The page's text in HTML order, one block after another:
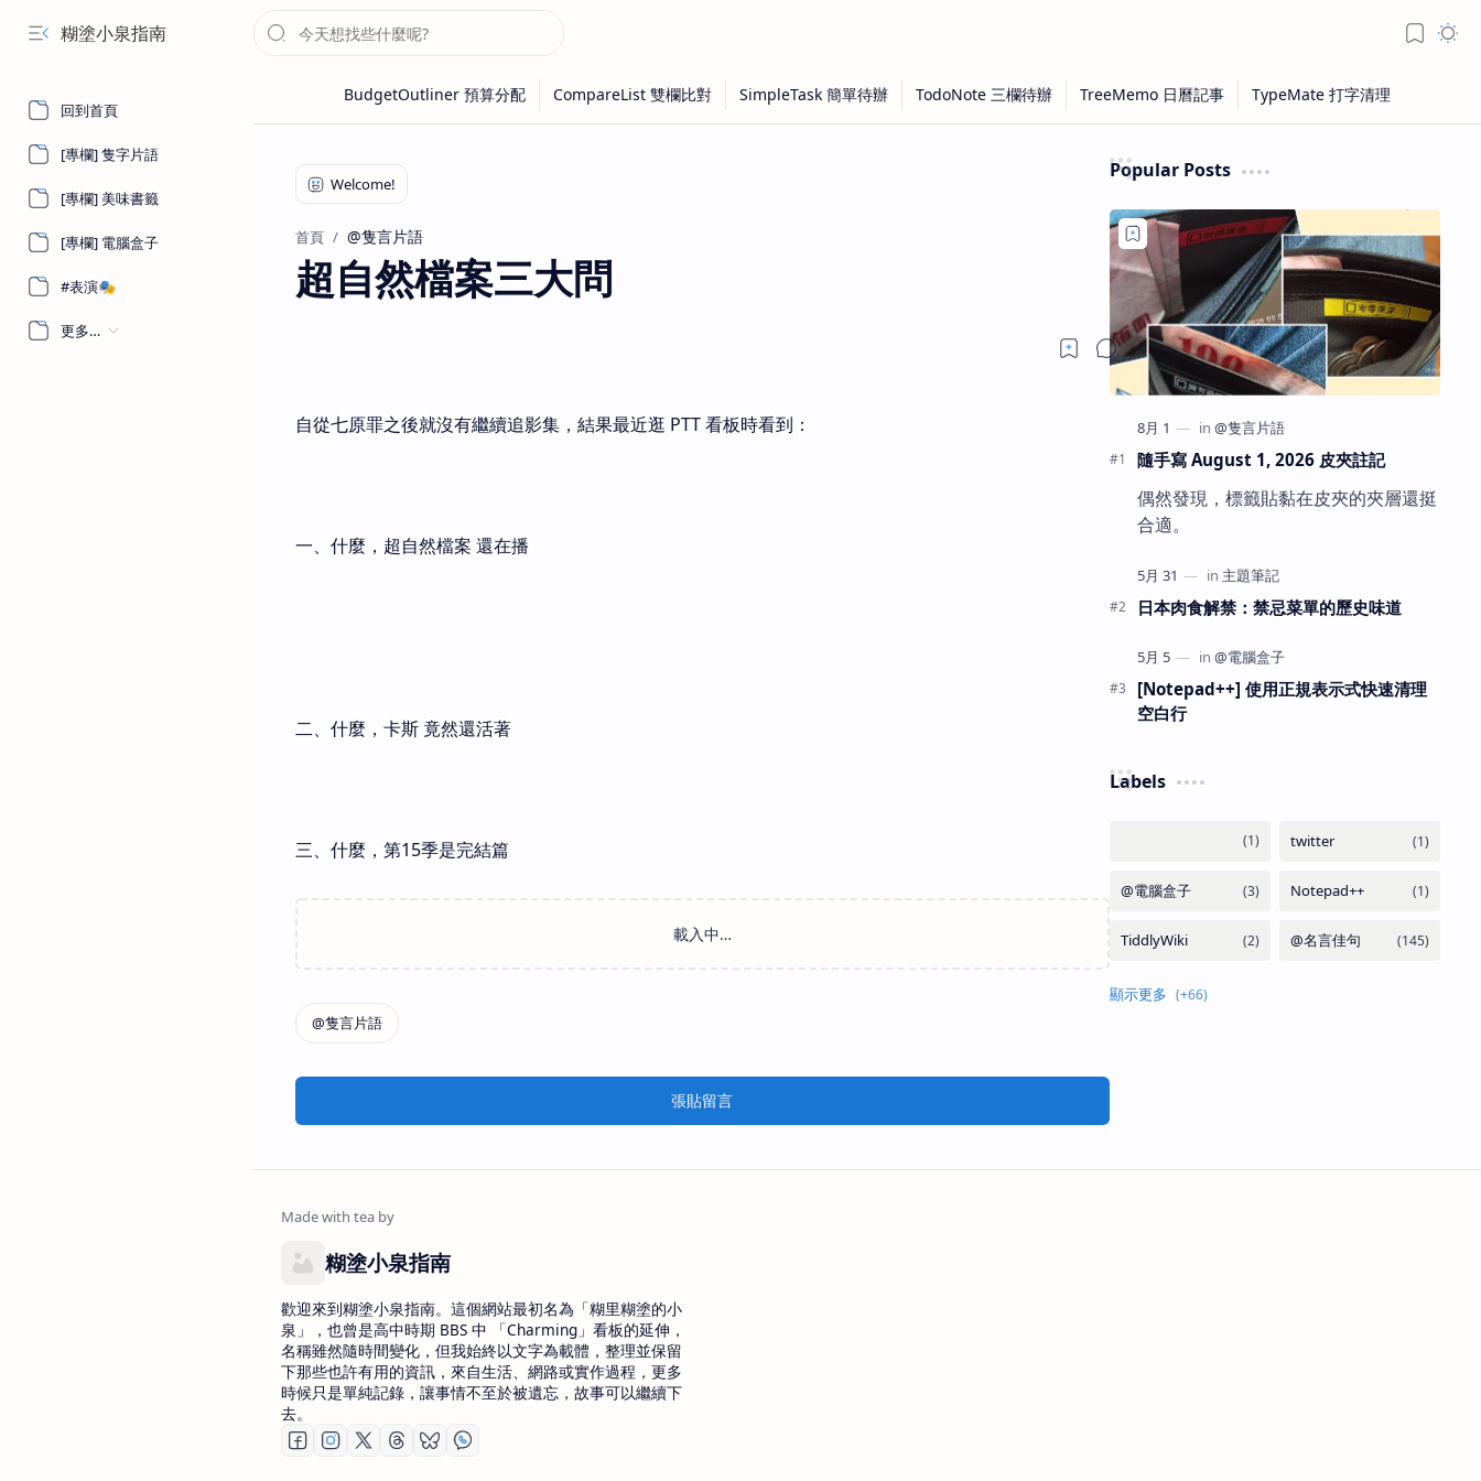
糊塗小泉指南
回到首頁
[專欄] 隻字片語
[專欄] 美味書籤
[專欄] 電腦盒子
#表演🎭
更多…
首頁 @隻言片語
超自然檔案三大問
自從七原罪之後就沒有繼續追影集，結果最近逛 PTT 看板時看到：
一、什麼，超自然檔案 還在播
二、什麼，卡斯 竟然還活著
三、什麼，第15季是完結篇
張貼留言
Popular Posts
隨手寫 August 1, 2026 皮夾註記
偶然發現，標籤貼黏在皮夾的夾層還挺
合適。
日本肉食解禁：禁忌菜單的歷史味道
[Notepad++] 使用正規表示式快速清理
空白行
Labels
糊塗小泉指南
歡迎來到糊塗小泉指南。這個網站最初名為「糊里糊塗的小
泉」，也曾是高中時期 BBS 中 「Charming」看板的延伸，
名稱雖然隨時間變化，但我始終以文字為載體，整理並保留
下那些也許有用的資訊，來自生活、網路或實作過程，更多
時候只是單純記錄，讓事情不至於被遺忘，故事可以繼續下
去。